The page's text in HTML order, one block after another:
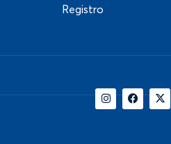
Registro